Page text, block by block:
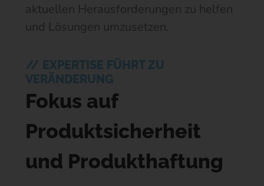
aktuellen Herausforderungen zu helfen
und Lösungen umzusetzen.
// EXPERTISE FÜHRT ZU
VERÄNDERUNG
Fokus auf
Produktsicherheit
und Produkthaftung